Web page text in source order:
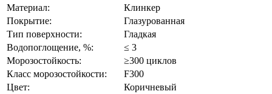
Материал:
Клинкер
Покрытие:
Глазурованная
Тип поверхности:
Гладкая
Водопоглощение, %:
≤ 3
Морозостойкость:
≥300 циклов
Класс морозостойкости:
F300
Цвет:
Коричневый